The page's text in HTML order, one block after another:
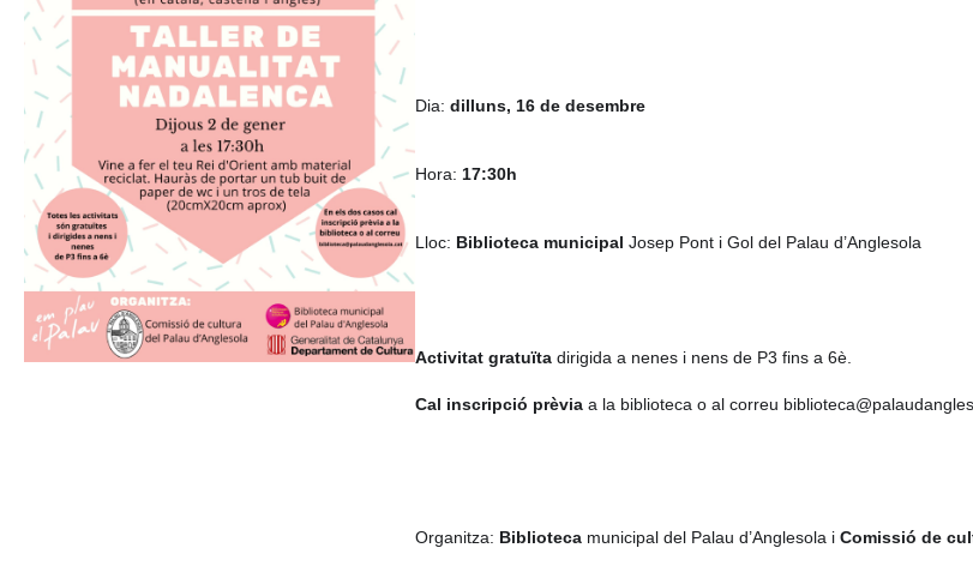
Dia: dilluns, 16 de desembre
Hora: 17:30h
Lloc: Biblioteca municipal Josep Pont i Gol del Palau d’Anglesola
Activitat gratuïta dirigida a nenes i nens de P3 fins a 6è.
Cal inscripció prèvia a la biblioteca o al correu
Organitza: Biblioteca municipal del Palau d’Anglesola i Comissió de